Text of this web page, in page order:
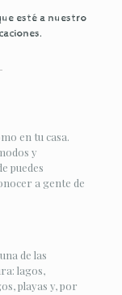
esté a nuestro
en tu casa.
y
puedes
a gente de
de las
lagos,
playas y, por